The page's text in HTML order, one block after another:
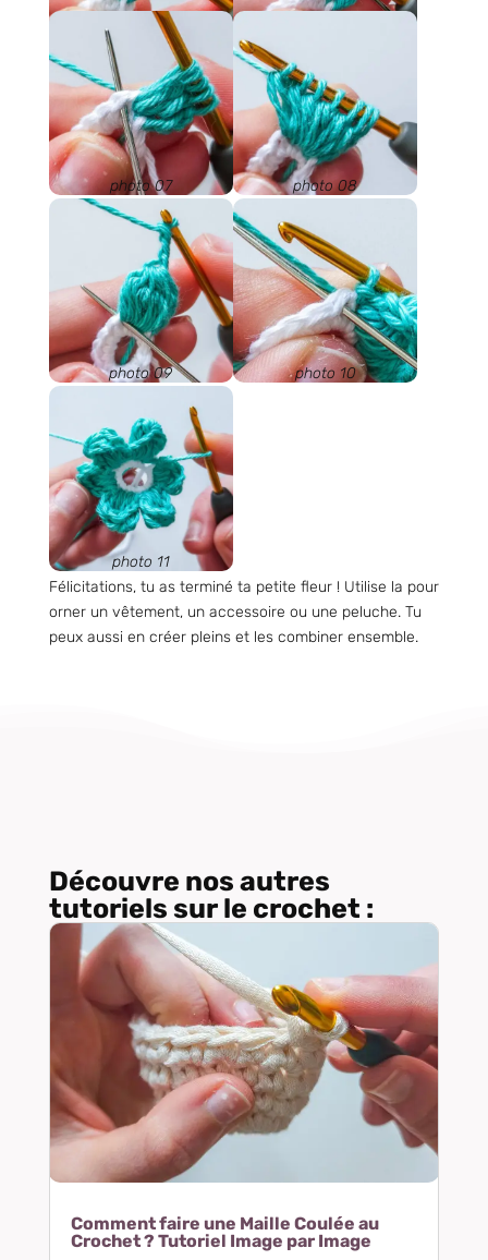
photo 05
photo 07 photo 08
photo 09 photo 10
photo 11
Félicitations, tu as terminé ta petite fleur ! Utilise la pour
orner un vêtement, un accessoire ou une peluche. Tu
peux aussi en créer pleins et les combiner ensemble.
Découvre nos autres
tutoriels sur le crochet :
Comment faire une Maille Coulée au
Crochet ? Tutoriel Image par Image